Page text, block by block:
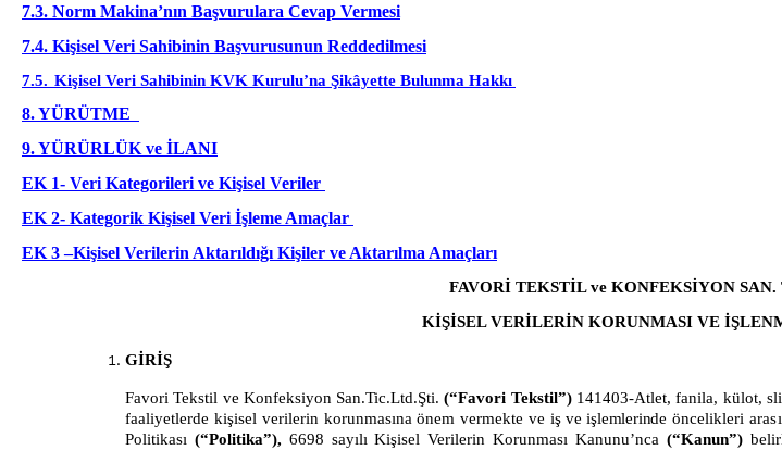
7.3. Norm Makina’nın Başvurulara Cevap Vermesi
7.4. Kişisel Veri Sahibinin Başvurusunun Reddedilmesi
7.5. Kişisel Veri Sahibinin KVK Kurulu’na Şikâyette Bulunma Hakkı
8.YÜRÜTME
9. YÜRÜRLÜK ve İLANI
EK 1- Veri Kategorileri ve Kişisel Veriler
EK 2- Kategorik Kişisel Veri İşleme Amaçlar
EK 3 –Kişisel Verilerin Aktarıldığı Kişiler ve Aktarılma Amaçları
FAVORİ TEKSTİL ve KONFEKSİYON SAN.
KİŞİSEL VERİLERİN KORUNMASI VE
GİRİŞ
Favori Tekstil ve Konfeksiyon San.Tic.Ltd.Şti. (“Favori Tekstil”) 141403-Atlet, fanila, külot,
faaliyetlerde kişisel verilerin korunmasına önem vermekte ve iş ve işlemlerinde öncelikleri
Politikası (“Politika”), 6698 sayılı Kişisel Verilerin Korunması Kanunu’nca (“Kanun”)